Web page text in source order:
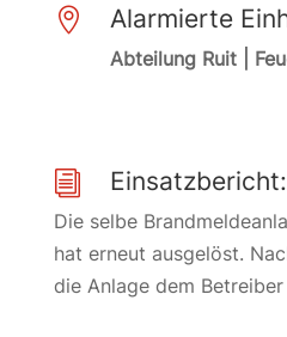
 Alarmierte
Abteilung Ruit |
i Einsatzbericht:
Die selbe
hat erneut ausgelöst.
die Anlage dem